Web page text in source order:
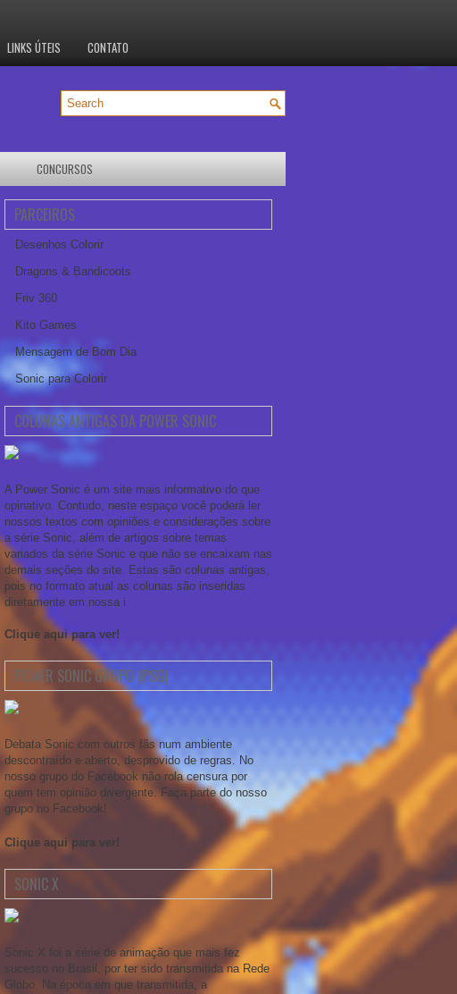
LINKS ÚTEIS CONTATO
CONCURSOS
PARCEIROS
Desenhos Colorir
Dragons & Bandicoots
Friv 360
Kito Games
Mensagem de Bom Dia
Sonic para Colorir
COLUNAS ANTIGAS DA POWER SONIC
A Power Sonic é um site mais informativo do que
opinativo. Contudo, neste espaço você poderá ler
nossos textos com opiniões e considerações sobre
a série Sonic, além de artigos sobre temas
variados da série Sonic e que não se encaixam nas
demais seções do site. Estas são colunas antigas,
pois no formato atual as colunas são inseridas
diretamente em nossa i
Clique aqui para ver!
POWER SONIC GRUPO (PSG)
Debata Sonic com outros fãs num ambiente
descontraído e aberto, desprovido de regras. No
nosso grupo do Facebook não rola censura por
quem tem opinião divergente. Faça parte do nosso
grupo no Facebook!
Clique aqui para ver!
SONIC X
Sonic X foi a série de animação que mais fez
sucesso no Brasil, por ter sido transmitida na Rede
Globo. Na época em que transmitida, a